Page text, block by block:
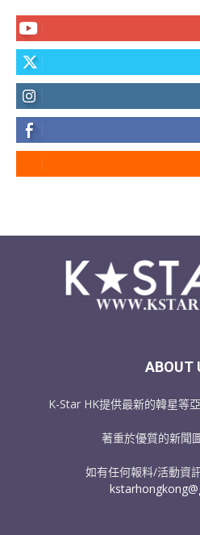
ABOUT
K-Star HK提供最新的韓星等
著重於優質的新聞
如有任何報料/活動資